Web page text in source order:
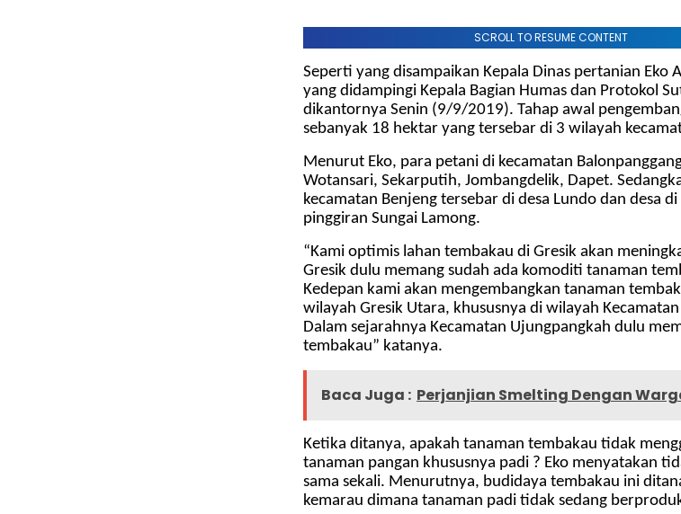
SCROLL TO RESUME CONTENT
Seperti yang disampaikan Kepala Dinas pertanian Eko
yang didampingi Kepala Bagian Humas dan Protokol
dikantornya Senin (9/9/2019). Tahap awal
sebanyak 18 hektar yang tersebar di 3 wilayah
Menurut Eko, para petani di kecamatan
Wotansari, Sekarputih, Jombangdelik, Dapet.
kecamatan Benjeng tersebar di desa Lundo dan desa
pinggiran Sungai Lamong.
“Kami optimis lahan tembakau di Gresik akan
Gresik dulu memang sudah ada komoditi tanaman
Kedepan kami akan mengembangkan tanaman
wilayah Gresik Utara, khususnya di wilayah
Dalam sejarahnya Kecamatan Ujungpangkah dulu
tembakau” katanya.
Baca Juga : Perjanjian Smelting Dengan
Ketika ditanya, apakah tanaman tembakau tidak
tanaman pangan khususnya padi ? Eko menyatakan
sama sekali. Menurutnya, budidaya tembakau ini
kemarau dimana tanaman padi tidak sedang